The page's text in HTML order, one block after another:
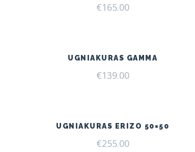
€165.00
UGNIAKURAS GAMMA
€139.00
UGNIAKURAS ERIZO 50×50
€255.00